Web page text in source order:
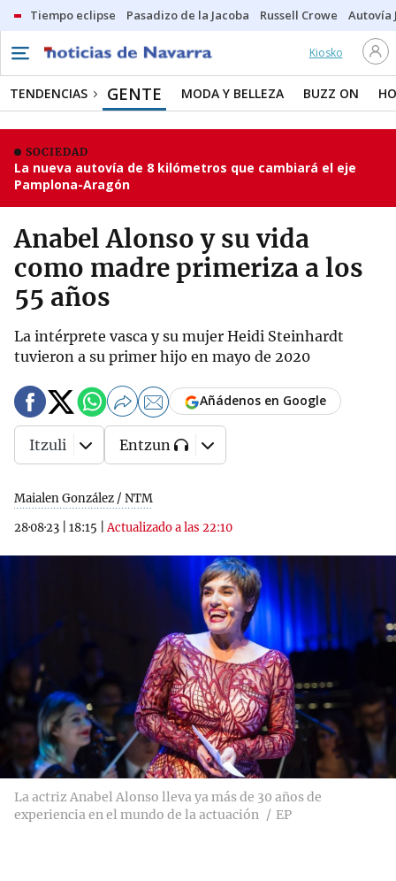
Tiempo eclipse Pasadizo de la Jacoba Russell Crowe Autovía
Kiosko
TENDENCIAS GENTE MODA Y BELLEZA BUZZ ON
SOCIEDAD
La nueva autovía de 8 kilómetros que cambiará el eje
Pamplona-Aragón
Anabel Alonso y su vida
como madre primeriza a los
55 años
La intérprete vasca y su mujer Heidi Steinhardt
tuvieron a su primer hijo en mayo de 2020
Maialen González / NTM
28·08·23
18:15 |Actualizado a las 22:10
Añádenos en Google
Itzuli Entzun
La actriz Anabel Alonso lleva ya más de 30 años de
experiencia en el mundo de la actuación
EP